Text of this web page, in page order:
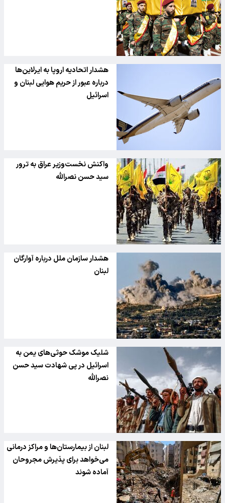
هشدار اتحادیه اروپا به ایرلاین‌ها
درباره عبور از حریم هوایی لبنان و
اسرائیل
واکنش نخست‌وزیر عراق به ترور
سید حسن نصرالله
هشدار سازمان ملل درباره آوارگان
لبنان
شلیک موشک حوثی‌های یمن به
اسرائیل در پی شهادت سید حسن
نصرالله
لبنان از بیمارستان‌ها و مراکز درمانی
می‌خواهد برای پذیرش مجروحان
آماده شوند